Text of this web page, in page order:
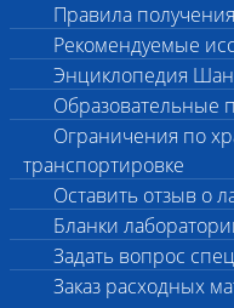
Правила
Рекомендуемые
Энциклопедия
Образовательные
Ограничения по
транспортировке
Оставить отзыв о
Бланки
Задать вопрос
Заказ расходных
крови кошек
с
3
группы
кошек и
крови
для
4